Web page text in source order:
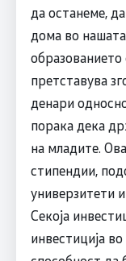
да останеме,
дома во
претставува
денари
порака дека
на младите.
стипендии,
универзитети
Секоја
инвестиција